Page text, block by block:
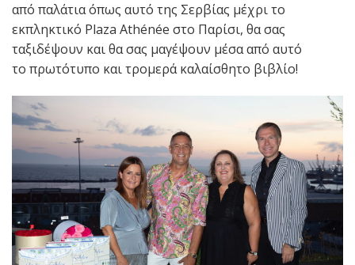
από παλάτια όπως αυτό της Σερβίας μέχρι το
εκπληκτικό Plaza Athénée στο Παρίσι, θα σας
ταξιδέψουν και θα σας μαγέψουν μέσα από αυτό
το πρωτότυπο και τρομερά καλαίσθητο βιβλίο!